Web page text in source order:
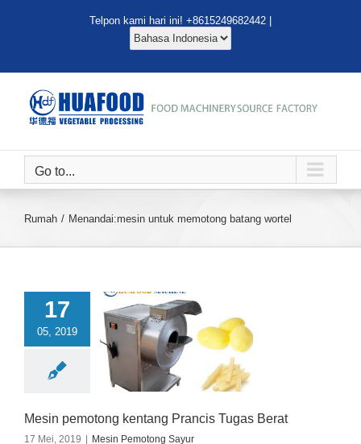
Telpon kami hari ini! +8615249682442 |
Go to...
Rumah Menandai:mesin untuk memotong batang wortel
17
05, 2019
Mesin pemotong kentang
Mesin pemotong kentang Prancis Tugas Berat
17 Mei, 2019 | Mesin Pemotong Sayur